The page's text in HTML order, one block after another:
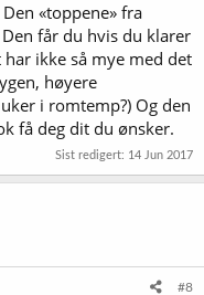
det siste kicket hvis
mye frem i forhold til
en del av årsaken.
kunne være
å godsnakke kånå og
en planlagt. Har og tenkt
ønsker å få til. Det er jo
springen. Vannverket
har valgt å bare bruke
magnesium fattig. Jeg
da på forholdet mellom
som gjelder
Ca-Mg forholdet med
på smaken.
«toppene» fra
får du hvis du klarer
ikke så mye med det
høyere
i romtemp?) Og den
få deg dit du ønsker.
Sist redigert: 14 Jun 2017
#8